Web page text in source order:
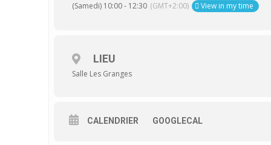
(Samedi) 10:00 - 12:30 (GMT+2:00) View in my time
LIEU
Salle Les Granges
CALENDRIER GOOGLECAL